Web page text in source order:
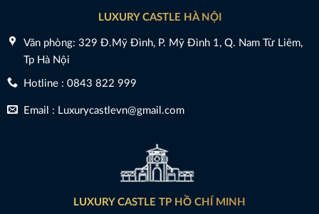
LUXURY CASTLE HÀ NỘI
Văn phòng: 329 Đ.Mỹ Đình, P. Mỹ Đình 1, Q. Nam Từ Liêm,
Tp Hà Nội
Hotline : 0843 822 999
Email : Luxurycastlevn@gmail.com
LUXURY CASTLE TP HỒ CHÍ MINH